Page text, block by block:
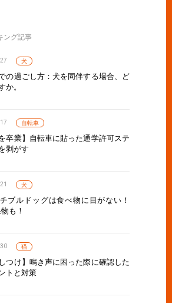
ング記事
犬
の過ごし方：犬を同伴する場合、ど
か。
自転車
を卒業】自転車に貼った通学許可ステ
剥がす
犬
ブルドッグは食べ物に目がない！
も！
猫
しつけ】鳴き声に困った際に確認した
トと対策